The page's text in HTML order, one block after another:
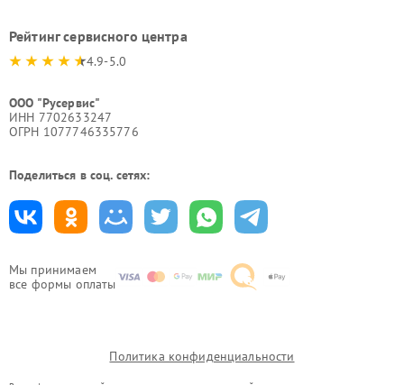
Мы принимаем
все формы оплаты
Рейтинг сервисного центра
4.9-5.0
ООО "Русервис"
ИНН 7702633247
ОГРН 1077746335776
Поделиться в соц. сетях:
Политика конфиденциальности